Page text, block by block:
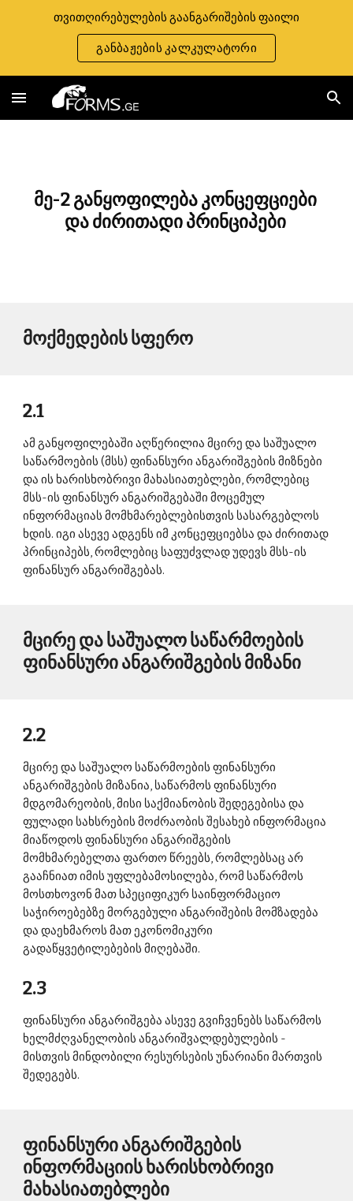
Skip to main content Skip to navigation
თვითღირებულების გაანგარიშების ფაილი
განბაჟების კალკულატორი
მე-2 განყოფილება კონცეფციები
და ძირითადი პრინციპები
მოქმედების სფერო
2.1
ამ განყოფილებაში აღწერილია მცირე და საშუალო
საწარმოების (მსს) ფინანსური ანგარიშგების მიზნები
და ის ხარისხობრივი მახასიათებლები, რომლებიც
მსს-ის ფინანსურ ანგარიშგებაში მოცემულ
ინფორმაციას მომხმარებლებისთვის სასარგებლოს
ხდის. იგი ასევე ადგენს იმ კონცეფციებსა და ძირითად
პრინციპებს, რომლებიც საფუძვლად უდევს მსს-ის
ფინანსურ ანგარიშგებას.
მცირე და საშუალო საწარმოების
ფინანსური ანგარიშგების მიზანი
2.2
მცირე და საშუალო საწარმოების ფინანსური
ანგარიშგების მიზანია, საწარმოს ფინანსური
მდგომარეობის, მისი საქმიანობის შედეგებისა და
ფულადი სახსრების მოძრაობის შესახებ ინფორმაცია
მიაწოდოს ფინანსური ანგარიშგების
მომხმარებელთა ფართო წრეებს, რომლებსაც არ
გააჩნიათ იმის უფლებამოსილება, რომ საწარმოს
მოსთხოვონ მათ სპეციფიკურ საინფორმაციო
საჭიროებებზე მორგებული ანგარიშების მომზადება
და დაეხმაროს მათ ეკონომიკური
გადაწყვეტილებების მიღებაში.
2.3
ფინანსური ანგარიშგება ასევე გვიჩვენებს საწარმოს
ხელმძღვანელობის ანგარიშვალდებულების -
მისთვის მინდობილი რესურსების უნარიანი მართვის
შედეგებს.
ფინანსური ანგარიშგების
ინფორმაციის ხარისხობრივი
მახასიათებლები